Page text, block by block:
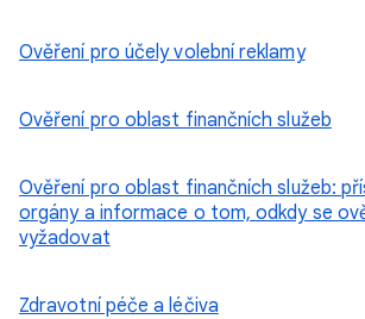
Ověření pro účely volební reklamy
Ověření pro oblast finančních služeb
Ověření pro oblast finančních služeb:
orgány a informace o tom, odkdy se
vyžadovat
Zdravotní péče a léčiva